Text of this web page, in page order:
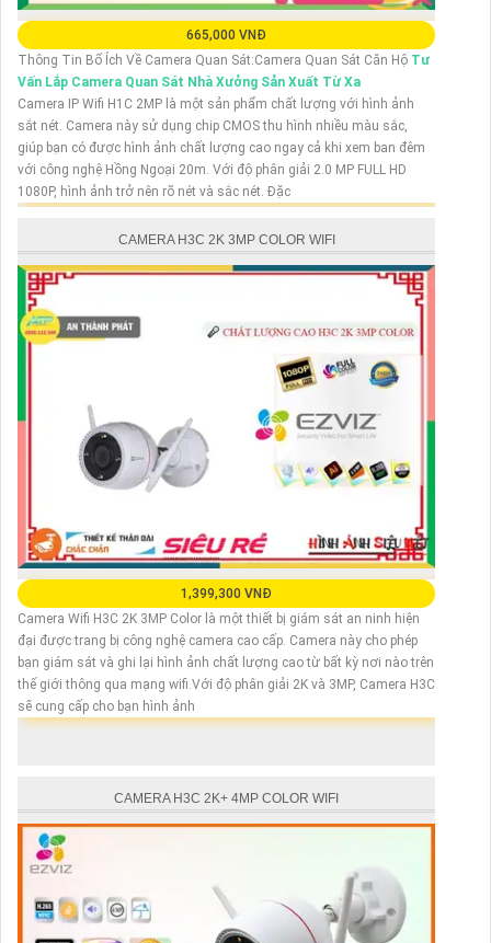
665,000 VNĐ
Thông Tin Bổ Ích Về Camera Quan Sát:Camera Quan Sát Căn Hộ Tư
Vấn Lắp Camera Quan Sát Nhà Xưởng Sản Xuất Từ Xa
Camera IP Wifi H1C 2MP là một sản phẩm chất lượng với hình ảnh
sắt nét. Camera này sử dụng chip CMOS thu hình nhiều màu sắc,
giúp bạn có được hình ảnh chất lượng cao ngay cả khi xem ban đêm
với công nghệ Hồng Ngoại 20m. Với độ phân giải 2.0 MP FULL HD
1080P, hình ảnh trở nên rõ nét và sắc nét. Đặc
CAMERA H3C 2K 3MP COLOR WIFI
1,399,300 VNĐ
Camera Wifi H3C 2K 3MP Color là một thiết bị giám sát an ninh hiện
đại được trang bị công nghệ camera cao cấp. Camera này cho phép
bạn giám sát và ghi lại hình ảnh chất lượng cao từ bất kỳ nơi nào trên
thế giới thông qua mạng wifi.Với độ phân giải 2K và 3MP, Camera H3C
sẽ cung cấp cho bạn hình ảnh
CAMERA H3C 2K+ 4MP COLOR WIFI